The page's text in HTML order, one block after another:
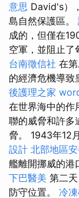
意思 David's）
島自然保護區。
成的，但僅在
空軍，並阻止了
台南徵信社 在
的經濟危機導致
後護理之家
在世界海中的作
聯的威脅和許多
脅。 1943年12
設計 北部地區
艦離開挪威的港
下巴醫美 第二
防守位置。 冷